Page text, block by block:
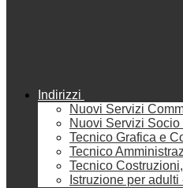
Indirizzi
Nuovi Servizi
Nuovi Servizi Socio
Tecnico Grafica e
Tecnico
Tecnico
Istruzione per adulti